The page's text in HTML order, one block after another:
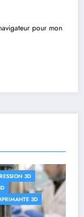
pour mon
ACTUALITÉS ET
CONSEILS ET
MAINTENANCE ET